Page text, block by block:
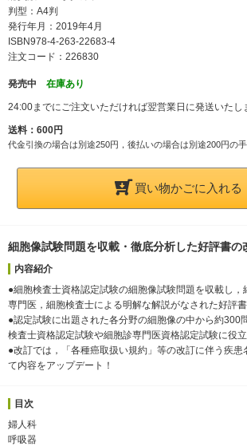
判型：A4判
発行年月：2019年4月
ISBN978-4-263-22683-4
注文コード：226830
発売中 在庫あり
24:00までにご注文いただければ翌営業日に発送いたし
送料：600円
代金引換の場合は別途250円，後払いの場合は別途200円の
買い物かごに入れる
細胞像試験問題を収載・徹底分析した好評書の
内容紹介
●細胞検査士資格認定試験の細胞像試験問題を収載し
専門医，細胞検査士による明解な解説がなされた好評書
●認定試験に出題された各分野の細胞像の中から約300
検査士資格認定試験や細胞診専門医資格認定試験に役立
●改訂では，「各種癌取扱い規約」等の改訂に伴う疾
て内容をアップデート！
目次
婦人科
呼吸器